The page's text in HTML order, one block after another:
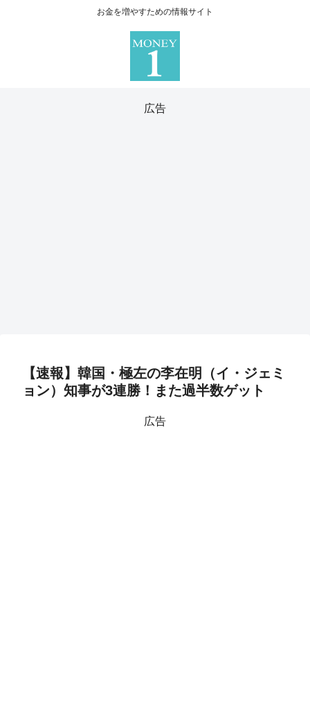
お金を増やすための情報サイト
広告
【速報】韓国・極左の李在明（イ・ジェミ
ョン）知事が3連勝！また過半数ゲット
広告